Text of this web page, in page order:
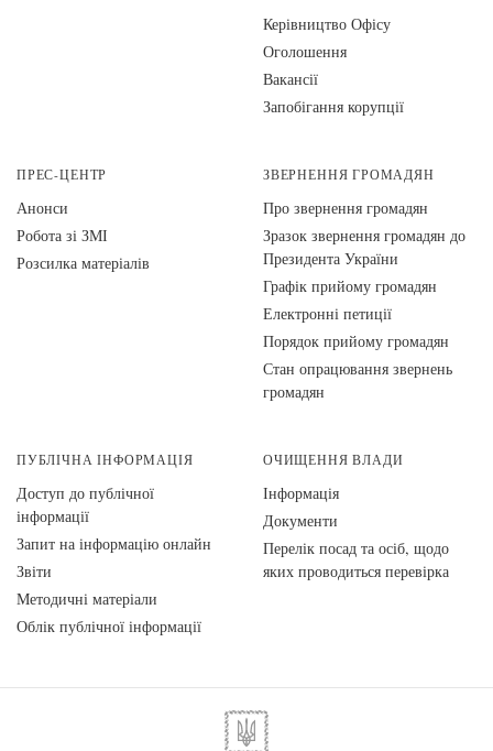
Керівництво Офісу
Оголошення
Вакансії
Запобігання корупції
ПРЕС-ЦЕНТР
Анонси
Робота зі ЗМІ
Розсилка матеріалів
ЗВЕРНЕННЯ ГРОМАДЯН
Про звернення громадян
Зразок звернення громадян до
Президента України
Графік прийому громадян
Електронні петиції
Порядок прийому громадян
Стан опрацювання звернень
громадян
ПУБЛІЧНА ІНФОРМАЦІЯ
Доступ до публічної
інформації
Запит на інформацію онлайн
Звіти
Методичні матеріали
Облік публічної інформації
ОЧИЩЕННЯ ВЛАДИ
Інформація
Документи
Перелік посад та осіб, щодо
яких проводиться перевірка